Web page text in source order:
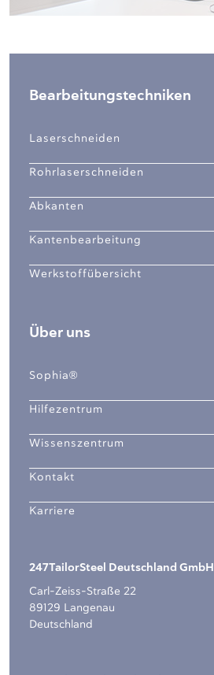
Bearbeitungstechniken
Laserschneiden
Rohrlaserschneiden
Abkanten
Kantenbearbeitung
Werkstoffübersicht
Über uns
Sophia®
Hilfezentrum
Wissenszentrum
Kontakt
Karriere
247TailorSteel Deutschland GmbH
Carl-Zeiss-Straße 22
89129 Langenau
Deutschland